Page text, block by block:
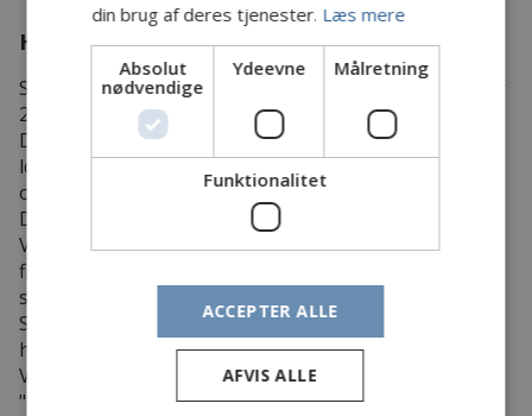
Hvem er vi
Sammenslutningen ved Storå blev født den 18. februar
2009.
Den består af en kreds af sportsfiskerforeninger,
lodsejere og konsortier, som har fiskeret langs Storå
og dens sideløb.
Det er foreningens vision at:
Vi arbejder intenst på at oprette gydepladser så
fiskebestanden i Storå og dens vandsystemer bliver
selvreproducerende.
Storå bliver fri for spærringer fra udspring til udløb i
havet.
Vi er innovative og handler, og tror på at:
"Når der løftes i flok - løftes højest"
din brug af deres tjenester. Læs mere
Absolut
nødvendige
Ydeevne Målretning
Funktionalitet
ACCEPTER ALLE
AFVIS ALLE